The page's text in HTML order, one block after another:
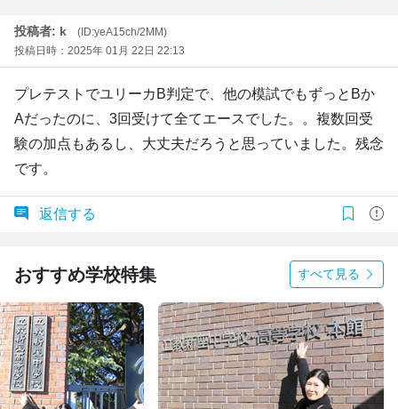
投稿者: k
(ID:yeA15ch/2MM)
投稿日時：2025年 01月 22日 22:13
プレテストでユリーカB判定で、他の模試でもずっとBか
Aだったのに、3回受けて全てエースでした。。複数回受
験の加点もあるし、大丈夫だろうと思っていました。残念
です。
返信する
おすすめ学校特集 すべて見る